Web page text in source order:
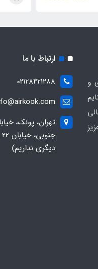
و
ارتباط با ما
02128421288
تهران، پونک،
دیگری نداریم)